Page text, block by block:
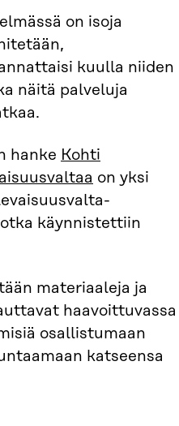
on isoja
kuulla niiden
näitä palveluja
hanke Kohti
on yksi
käynnistettiin
materiaaleja ja
haavoittuvassa
osallistumaan
katseensa